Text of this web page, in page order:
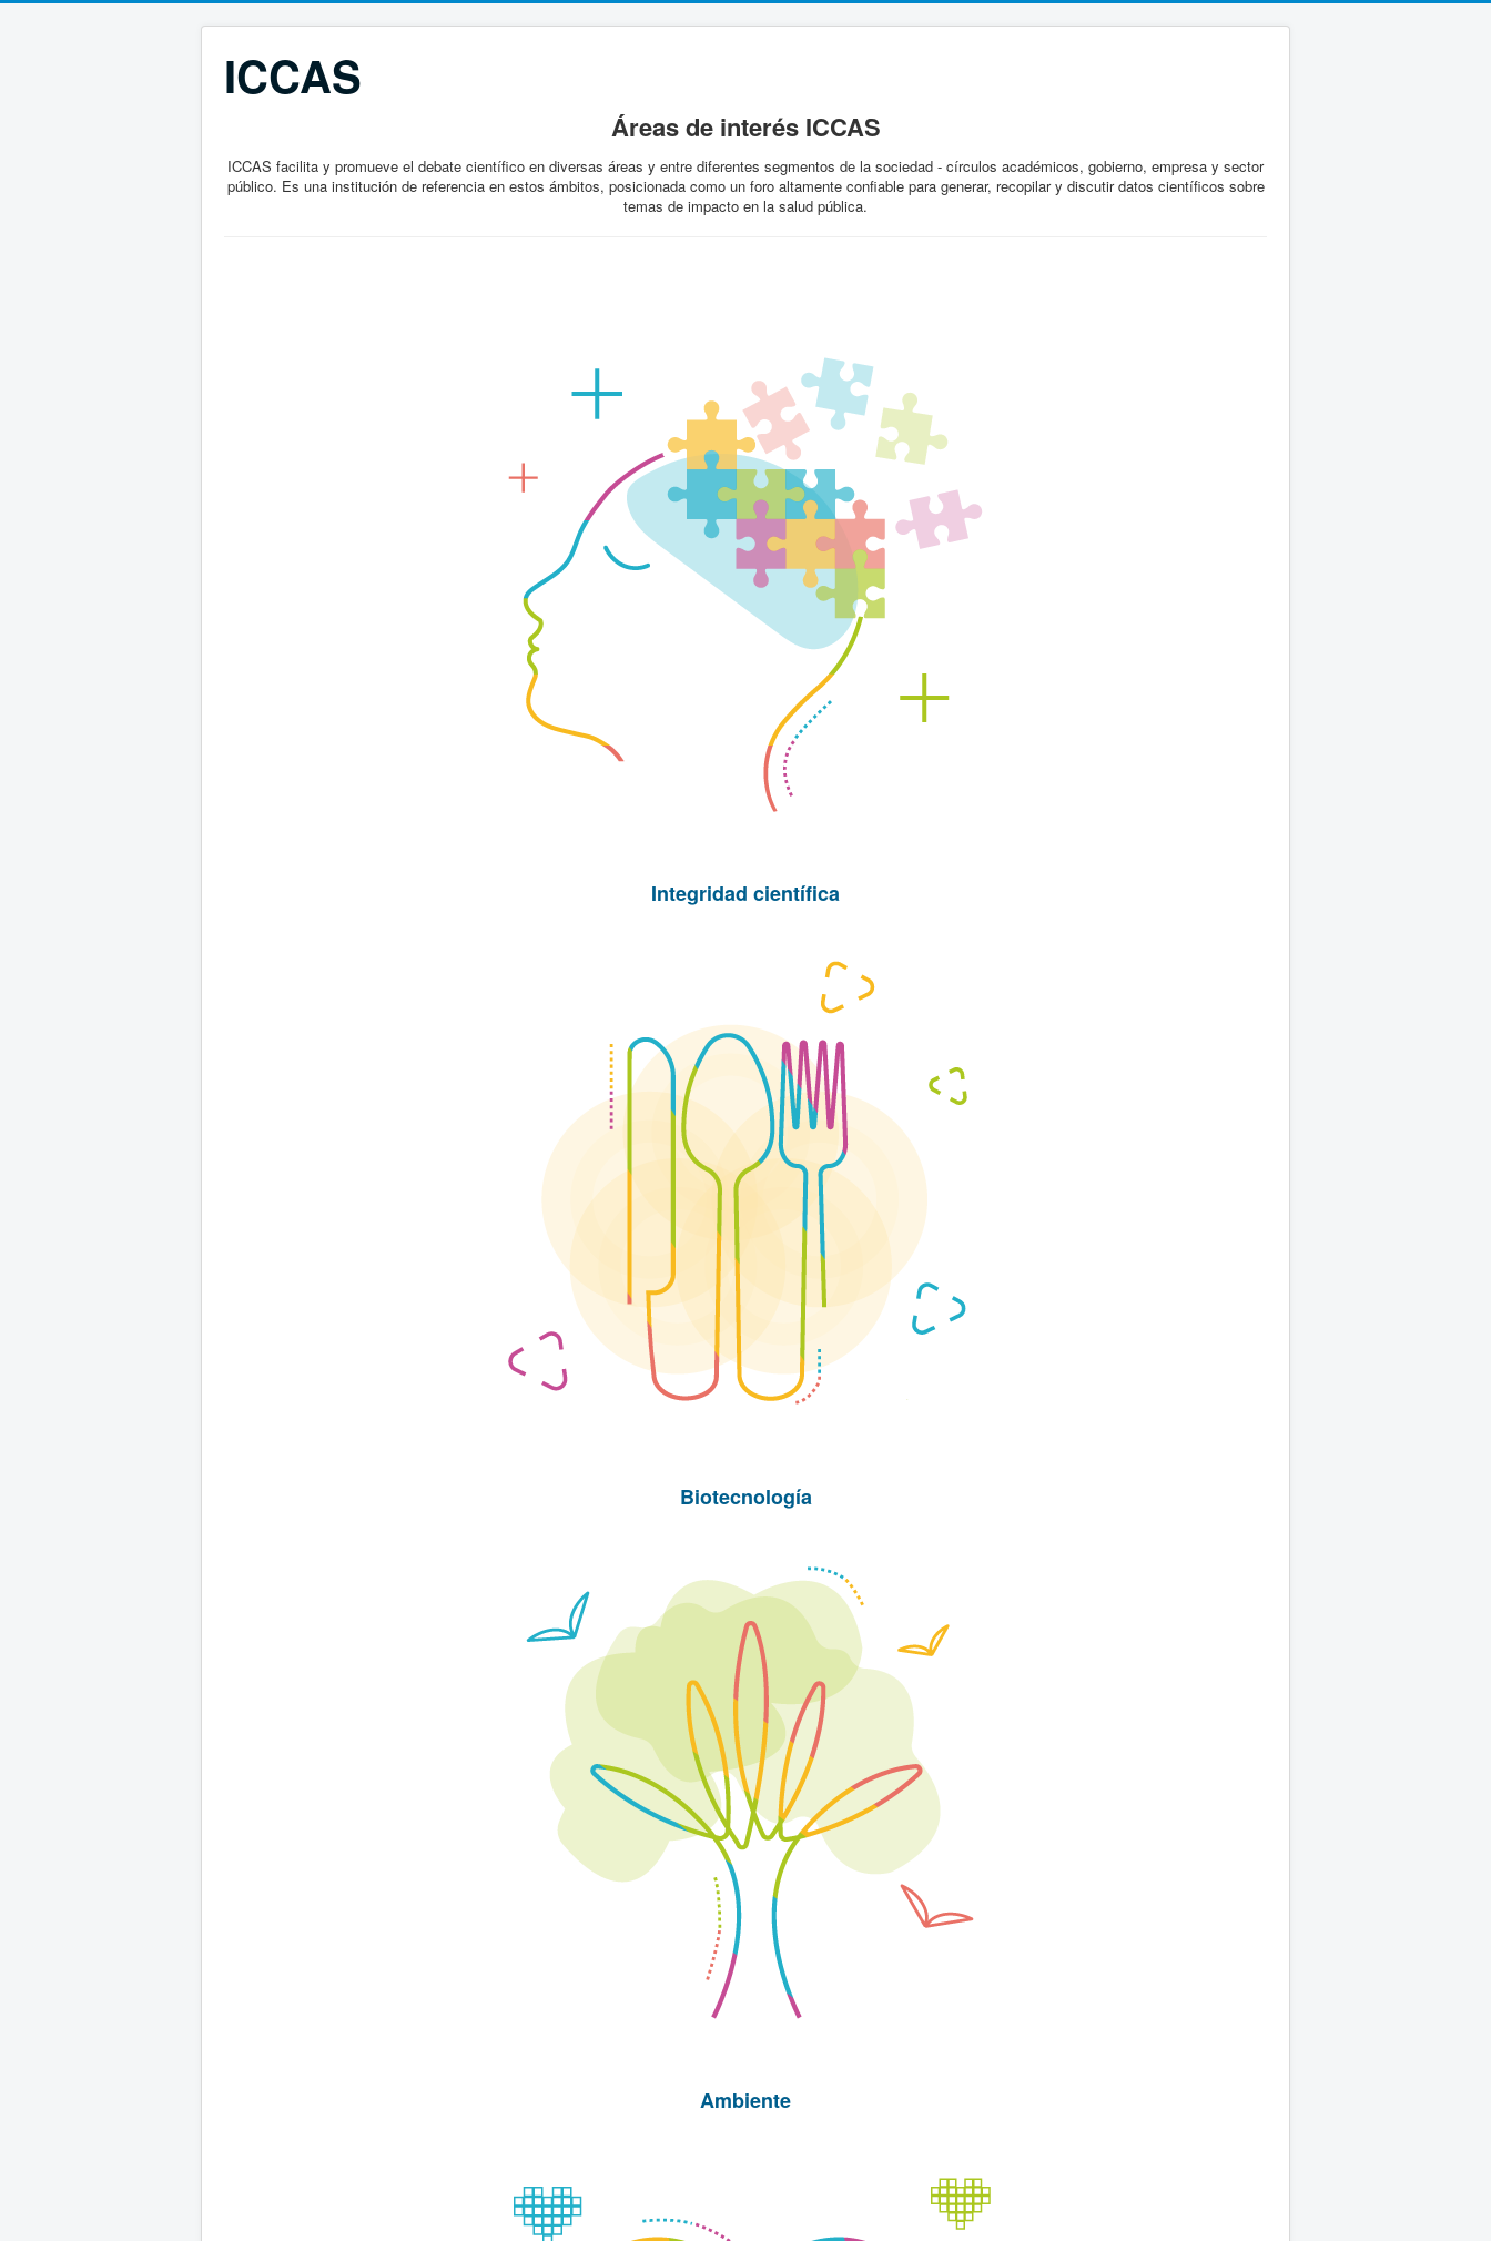
ICCAS
Áreas de interés ICCAS
ICCAS facilita y promueve el debate científico en diversas áreas y entre diferentes segmentos de la sociedad - círculos académicos, gobierno, empresa y sector
público. Es una institución de referencia en estos ámbitos, posicionada como un foro altamente confiable para generar, recopilar y discutir datos científicos sobre
temas de impacto en la salud pública.
Integridad científica
Biotecnología
Ambiente